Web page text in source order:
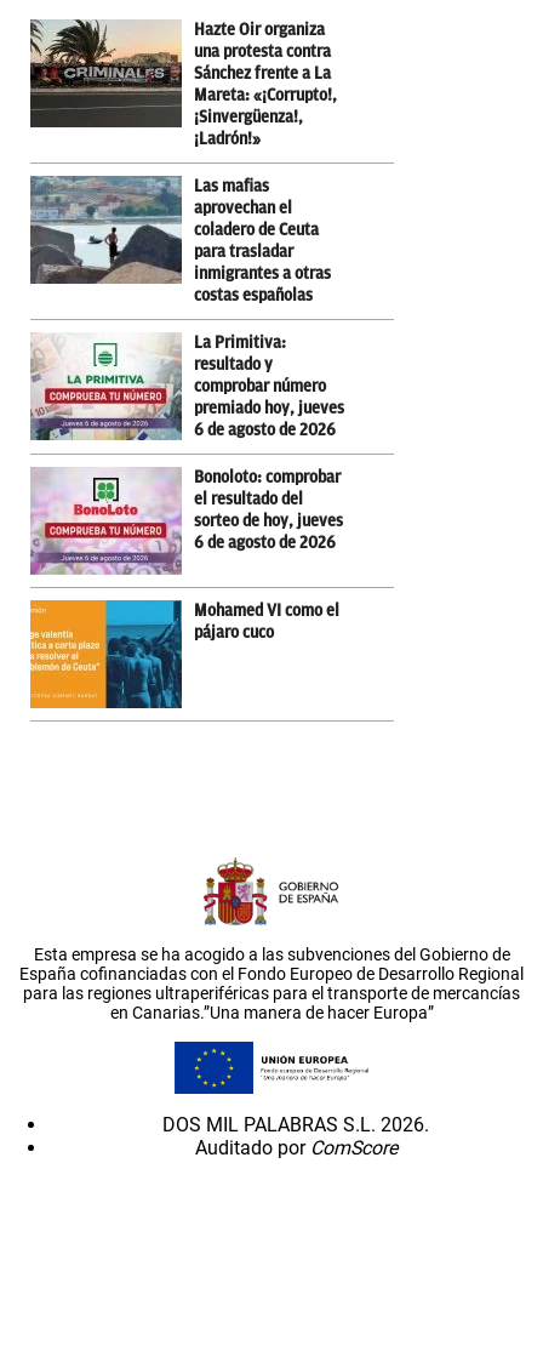
Hazte Oir organiza
una protesta contra
Sánchez frente a La
Mareta: «¡Corrupto!,
¡Sinvergüenza!,
¡Ladrón!»
Las mafias
aprovechan el
coladero de Ceuta
para trasladar
inmigrantes a otras
costas españolas
La Primitiva:
resultado y
comprobar número
premiado hoy, jueves
6 de agosto de 2026
Bonoloto: comprobar
el resultado del
sorteo de hoy, jueves
6 de agosto de 2026
Mohamed VI como el
pájaro cuco
Esta empresa se ha acogido a las subvenciones del Gobierno de
España cofinanciadas con el Fondo Europeo de Desarrollo Regional
para las regiones ultraperiféricas para el transporte de mercancías
en Canarias.”Una manera de hacer Europa”
DOS MIL PALABRAS S.L. 2026.
Auditado por ComScore